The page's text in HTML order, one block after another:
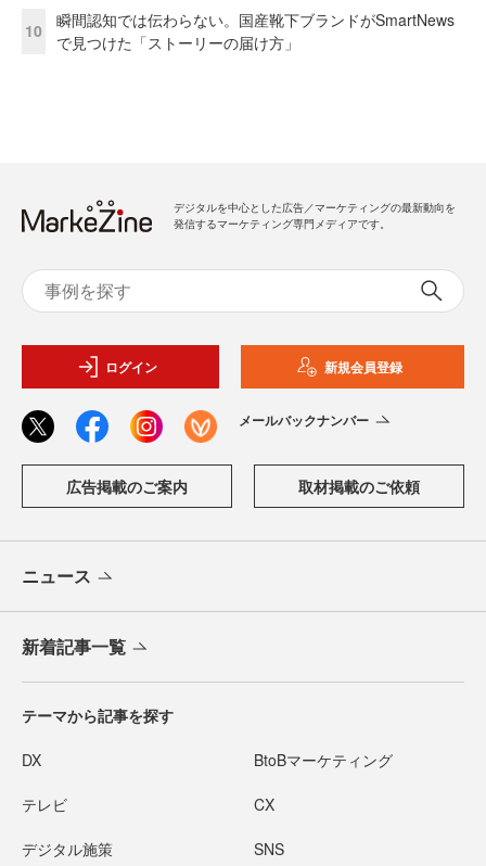
10
瞬間認知では伝わらない。国産靴下ブランドがSmartNews
で見つけた「ストーリーの届け方」
デジタルを中心とした広告／マーケティングの最新動向を
発信するマーケティング専門メディアです。
ログイン 新規会員登録
メールバックナンバー
広告掲載のご案内 取材掲載のご依頼
ニュース
新着記事一覧
テーマから記事を探す
DX BtoBマーケティング
テレビ CX
デジタル施策 SNS